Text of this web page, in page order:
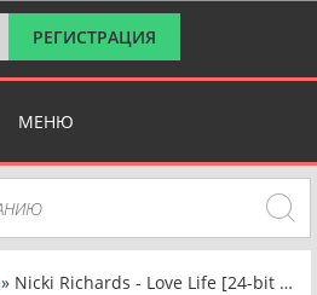
РЕГИСТРАЦИЯ
МЕНЮ
» Nicki Richards - Love Life [24-bit Hi-Res] (2025) FLAC